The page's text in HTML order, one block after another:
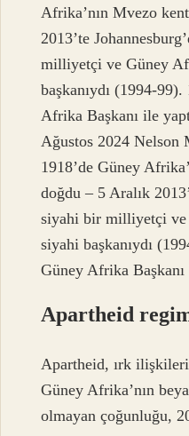
Afrika’nın Mvezo
2013’te
milliyetçi ve Güney
başkanıydı (1994-99).
Afrika Başkanı ile
Ağustos 2024 Nelson
1918’de Güney
doğdu – 5 Aralık
siyahi bir milliyetçi ve
siyahi başkanıydı
Güney Afrika Başkanı
Apartheid
Apartheid, ırk
Güney Afrika’nın
olmayan çoğunluğu,